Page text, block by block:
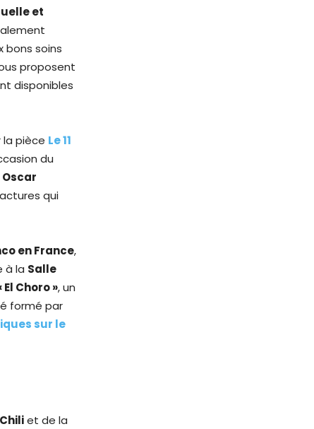
et
bons soins
proposent
disponibles
la pièce Le 11
du
Oscar
qui
en France,
à la Salle
Choro », un
formé par
sur le
Chiliet de la